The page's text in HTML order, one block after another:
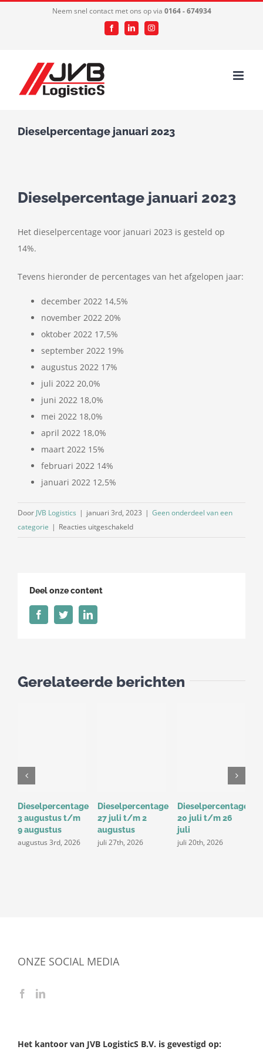
Neem snel contact met ons op via 0164 - 674934
FacebookLinkedInInstagram
Dieselpercentage januari 2023
Dieselpercentage januari 2023
Het dieselpercentage voor januari 2023 is gesteld op
14%.
Tevens hieronder de percentages van het afgelopen jaar:
december 2022 14,5%
november 2022 20%
oktober 2022 17,5%
september 2022 19%
augustus 2022 17%
juli 2022 20,0%
juni 2022 18,0%
mei 2022 18,0%
april 2022 18,0%
maart 2022 15%
februari 2022 14%
januari 2022 12,5%
Door JVB Logistics | januari 3rd, 2023 | Geen onderdeel van een
categorie | Reacties uitgeschakeldvoor
Deel onze content
FacebookTwitterLinkedIn
Gerelateerde berichten
Dieselpercentage
3 augustus t/m
9 augustus
augustus 3rd, 2026
Dieselpercentage
27 juli t/m 2
augustus
juli 27th, 2026
Dieselpercentage
20 juli t/m 26
juli
juli 20th, 2026
ONZE SOCIAL MEDIA
Het kantoor van JVB LogisticS B.V. is gevestigd op: